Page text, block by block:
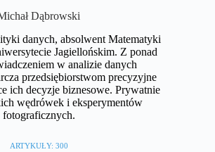
Dąbrowski
danych, absolwent Matematyki
Jagiellońskim. Z ponad
w analizie danych
przedsiębiorstwom precyzyjne
ich decyzje biznesowe. Prywatnie
wędrówek i eksperymentów
fotograficznych.
ARTYKUŁY: 300